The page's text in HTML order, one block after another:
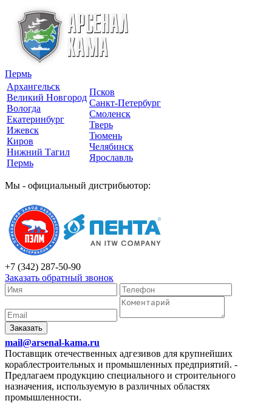
Пермь
Архангельск
Великий Новгород
Вологда
Екатеринбург
Ижевск
Киров
Нижний Тагил
Пермь
Псков
Санкт-Петербург
Смоленск
Тверь
Тюмень
Челябинск
Ярославль
Мы - официальный дистрибьютор:
+7 (342) 287-50-90
Заказать обратный звонок
Заказать
mail@arsenal-kama.ru
Поставщик отечественных адгезивов для крупнейших
кораблестроительных и промышленных предприятий. -
Предлагаем продукцию специального и строительного
назначения, используемую в различных областях
промышленности.